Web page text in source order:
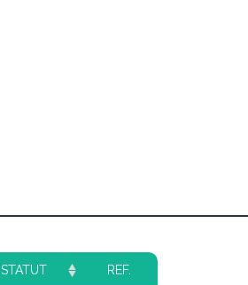
STATUT REF.